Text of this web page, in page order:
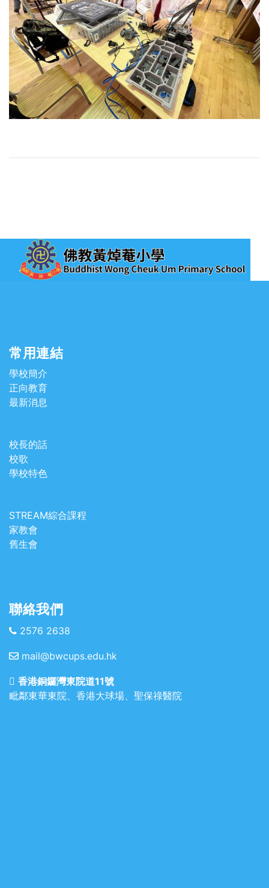
常用連結
學校簡介
正向教育
最新消息
校長的話
校歌
學校特色
STREAM綜合課程
家教會
舊生會
聯絡我們
2576 2638
mail@bwcups.edu.hk
香港銅鑼灣東院道11號
毗鄰東華東院、香港大球場、聖保祿醫院